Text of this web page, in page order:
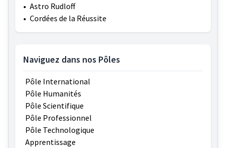
• Astro Rudloff
• Cordées de la Réussite
Naviguez dans nos Pôles
Pôle International
Pôle Humanités
Pôle Scientifique
Pôle Professionnel
Pôle Technologique
Apprentissage